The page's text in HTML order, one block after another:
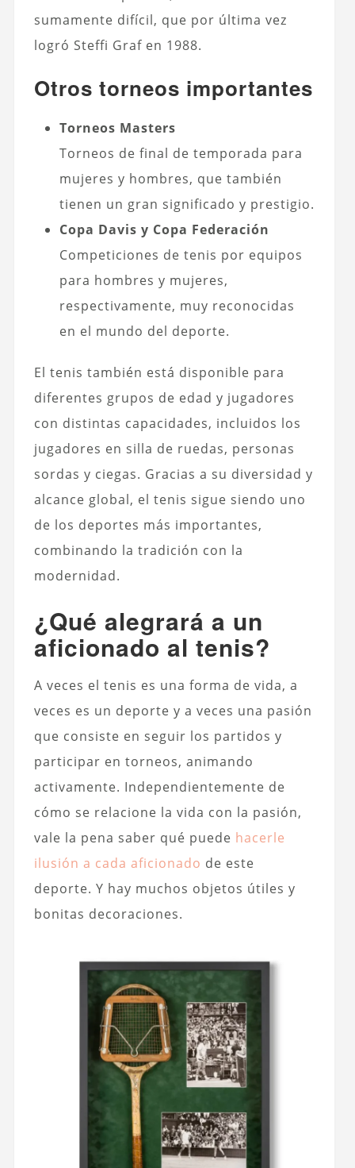
sumamente difícil, que por última vez
logró Steffi Graf en 1988.
Otros torneos importantes
Torneos Masters
Torneos de final de temporada para
mujeres y hombres, que también
tienen un gran significado y prestigio.
Copa Davis y Copa Federación
Competiciones de tenis por equipos
para hombres y mujeres,
respectivamente, muy reconocidas
en el mundo del deporte.
El tenis también está disponible para
diferentes grupos de edad y jugadores
con distintas capacidades, incluidos los
jugadores en silla de ruedas, personas
sordas y ciegas. Gracias a su diversidad y
alcance global, el tenis sigue siendo uno
de los deportes más importantes,
combinando la tradición con la
modernidad.
¿Qué alegrará a un
aficionado al tenis?
A veces el tenis es una forma de vida, a
veces es un deporte y a veces una pasión
que consiste en seguir los partidos y
participar en torneos, animando
activamente. Independientemente de
cómo se relacione la vida con la pasión,
vale la pena saber qué puede hacerle
ilusión a cada aficionado de este
deporte. Y hay muchos objetos útiles y
bonitas decoraciones.